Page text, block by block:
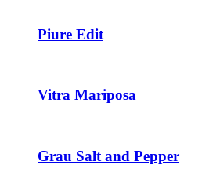
Piure Edit
Vitra Mariposa
Grau Salt and Pepper